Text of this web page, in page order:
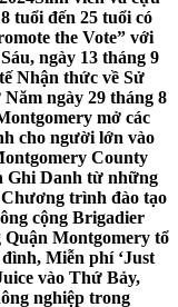
tuổi đến 25 tuổi có
the Vote” với
ngày 13 tháng 9
Nhận thức về Sử
ngày 29 tháng 8
mở các
cho người lớn vào
County
Ghi Danh từ những
trình đào tạo
cộng Brigadier
Montgomery tổ
Miễn phí ‘Just
vào Thứ Bảy,
nghiệp trong